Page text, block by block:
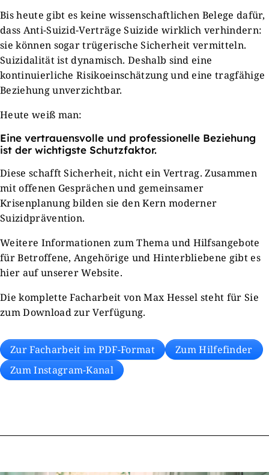
Bis heute gibt es keine wissenschaftlichen Belege dafür,
dass Anti-Suizid-Verträge Suizide wirklich verhindern:
sie können sogar trügerische Sicherheit vermitteln.
Suizidalität ist dynamisch. Deshalb sind eine
kontinuierliche Risikoeinschätzung und eine tragfähige
Beziehung unverzichtbar.
Heute weiß man:
Eine vertrauensvolle und professionelle Beziehung
ist der wichtigste Schutzfaktor.
Diese schafft Sicherheit, nicht ein Vertrag. Zusammen
mit offenen Gesprächen und gemeinsamer
Krisenplanung bilden sie den Kern moderner
Suizidprävention.
Weitere Informationen zum Thema und Hilfsangebote
für Betroffene, Angehörige und Hinterbliebene gibt es
hier auf unserer Website.
Die komplette Facharbeit von Max Hessel steht für Sie
zum Download zur Verfügung.
Zur Facharbeit im PDF-Format
Zum Hilfefinder
Zum Instagram-Kanal